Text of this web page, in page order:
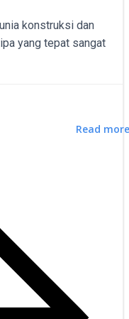
konstruksi dan
yang tepat sangat
Read more